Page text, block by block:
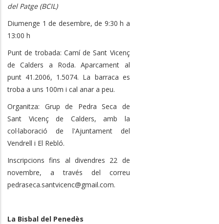
del Patge (BCIL)
Diumenge 1 de desembre, de 9:30 h a
13:00 h
Punt de trobada: Camí de Sant Vicenç
de Calders a Roda. Aparcament al
punt 41.2006, 1.5074. La barraca es
troba a uns 100m i cal anar a peu.
Organitza: Grup de Pedra Seca de
Sant Vicenç de Calders, amb la
col·laboració de l'Ajuntament del
Vendrell i El Rebló.
Inscripcions fins al divendres 22 de
novembre, a través del correu
pedraseca.santvicenc@gmail.com.
La Bisbal del Penedès